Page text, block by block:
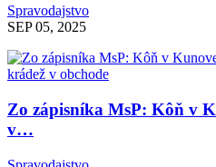
Spravodajstvo
SEP 05, 2025
Zo zápisníka MsP: Kôň v
v…